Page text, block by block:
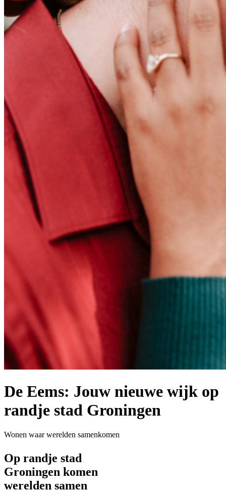
De Eems: Jouw nieuwe wijk op
randje stad Groningen
Wonen waar werelden samenkomen
Op randje stad
Groningen komen
werelden samen